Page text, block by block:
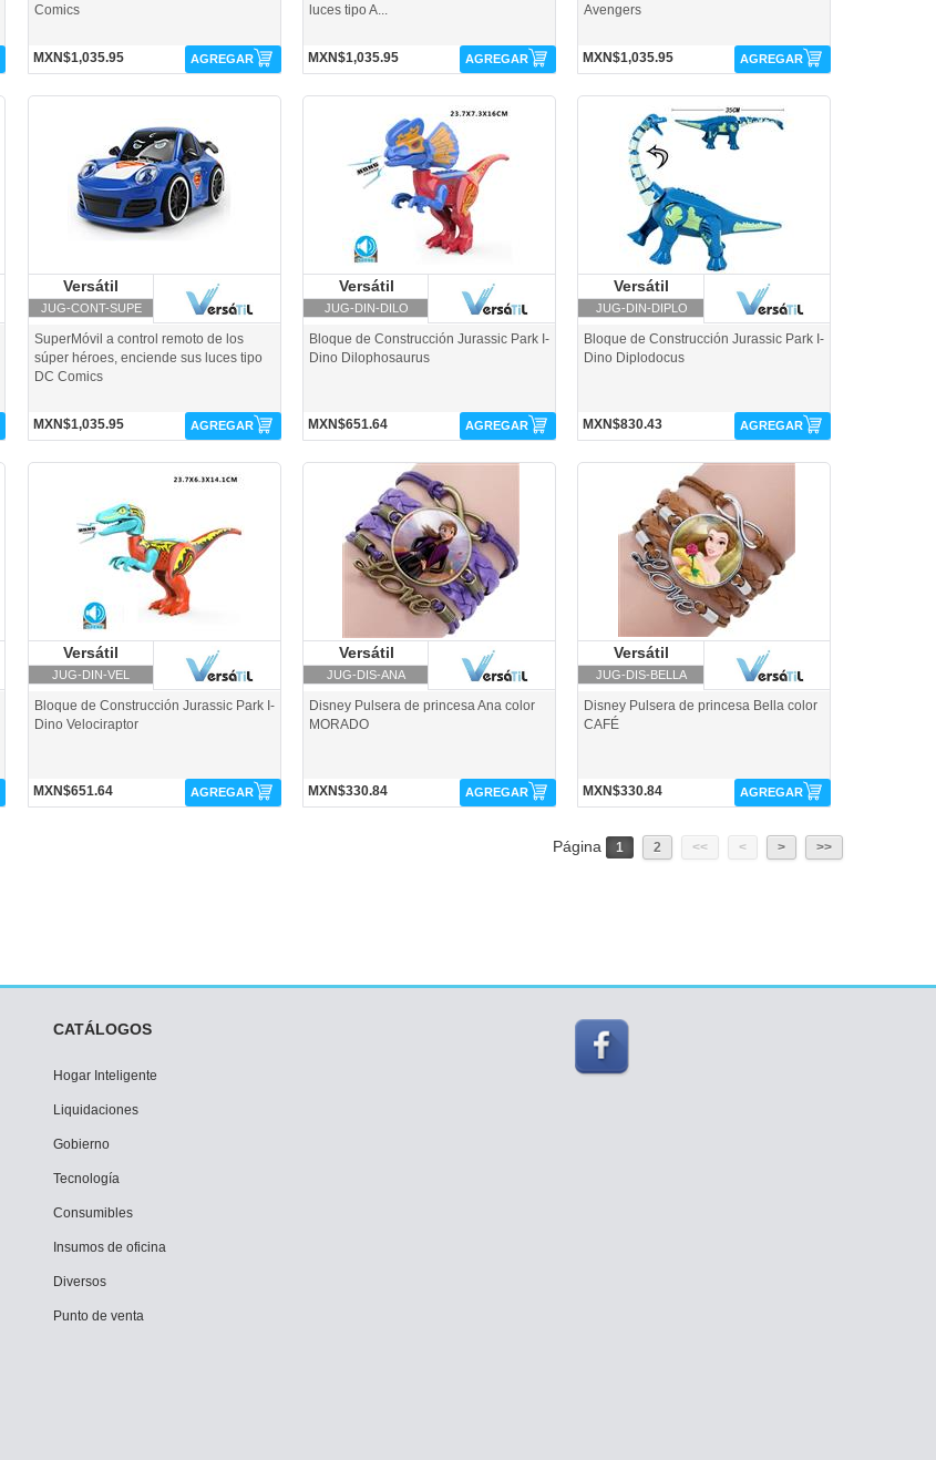
Comics
MXN$1,035.95 AGREGAR
luces tipo A...
MXN$1,035.95 AGREGAR
Avengers
MXN$1,035.95 AGREGAR
Versátil
JUG-CONT-SUPE
SuperMóvil a control remoto de los
súper héroes, enciende sus luces tipo
DC Comics
MXN$1,035.95 AGREGAR
Versátil
JUG-DIN-DILO
Bloque de Construcción Jurassic Park I-
Dino Dilophosaurus
MXN$651.64 AGREGAR
Versátil
JUG-DIN-DIPLO
Bloque de Construcción Jurassic Park I-
Dino Diplodocus
MXN$830.43 AGREGAR
Versátil
JUG-DIN-VEL
Bloque de Construcción Jurassic Park I-
Dino Velociraptor
MXN$651.64 AGREGAR
JUG-DIS-ANA-Versátil
Versátil
JUG-DIS-ANA
Disney Pulsera de princesa Ana color
MORADO
MXN$330.84 AGREGAR
JUG-DIS-BELLA-Versátil
Versátil
JUG-DIS-BELLA
Disney Pulsera de princesa Bella color
CAFÉ
MXN$330.84 AGREGAR
Página 1 2 << < > >>
CATÁLOGOS
Hogar Inteligente
Liquidaciones
Gobierno
Tecnología
Consumibles
Insumos de oficina
Diversos
Punto de venta